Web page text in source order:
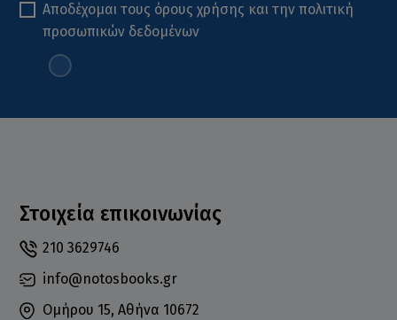
Αποδέχομαι τους όρους χρήσης και τηνπολιτική
προσωπικών δεδομένων
Στοιχεία επικοινωνίας
210 3629746
info@notosbooks.gr
Ομήρου 15, Αθήνα 10672